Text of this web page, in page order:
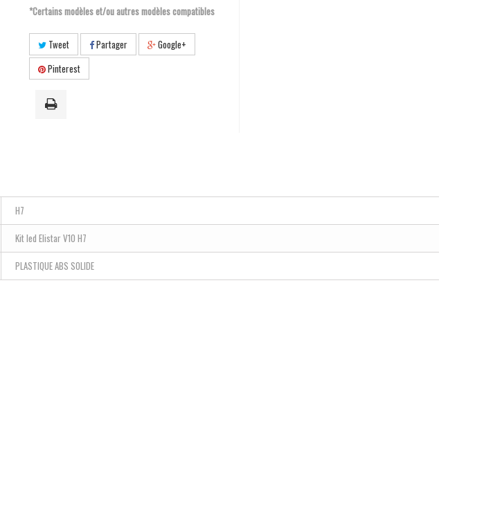
*Certains modèles et/ou autres modèles compatibles
Tweet Partager
Google+
Pinterest
H7
Kit led Elistar V10 H7
PLASTIQUE ABS SOLIDE